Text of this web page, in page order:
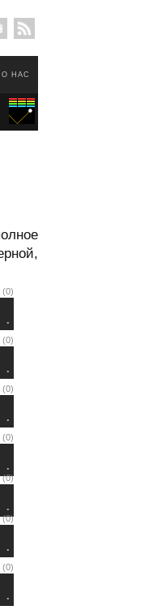
О НАС
(0)
.
(0)
.
(0)
.
(0)
.
(0)
.
(0)
.
(0)
.